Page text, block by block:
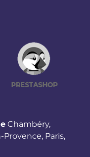
Chambéry,
Provence, Paris,